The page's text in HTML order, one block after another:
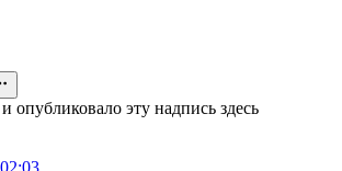
опубликовало эту надпись здесь